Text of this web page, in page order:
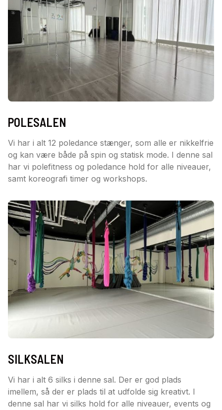
POLESALEN
Vi har i alt 12 poledance stænger, som alle er nikkelfrie
og kan være både på spin og statisk mode. I denne sal
har vi polefitness og poledance hold for alle niveauer,
samt koreografi timer og workshops.
SILKSALEN
Vi har i alt 6 silks i denne sal. Der er god plads
imellem, så der er plads til at udfolde sig kreativt. I
denne sal har vi silks hold for alle niveauer, events og